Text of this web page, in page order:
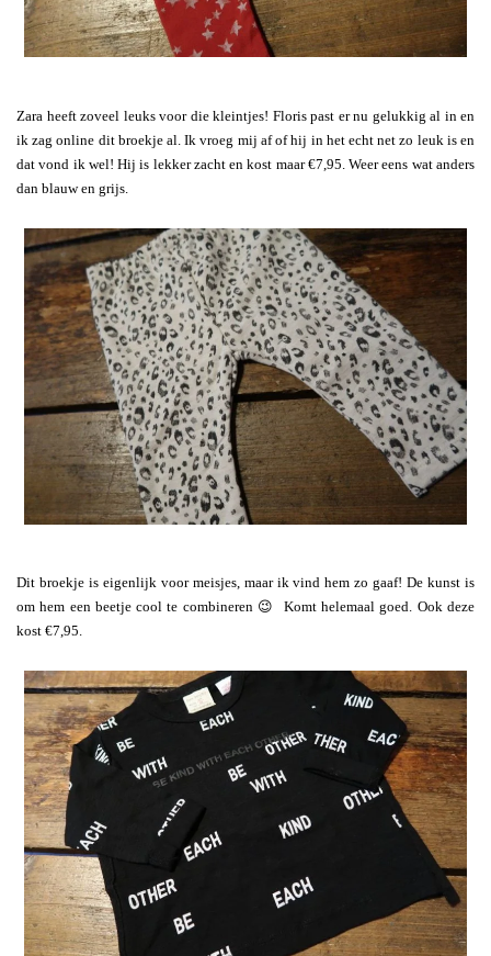
Zara heeft zoveel leuks voor die kleintjes! Floris past er nu gelukkig al in en
ik zag online dit broekje al. Ik vroeg mij af of hij in het echt net zo leuk is en
dat vond ik wel! Hij is lekker zacht en kost maar €7,95. Weer eens wat anders
dan blauw en grijs.
Dit broekje is eigenlijk voor meisjes, maar ik vind hem zo gaaf! De kunst is
om hem een beetje cool te combineren 😉 Komt helemaal goed. Ook deze
kost €7,95.